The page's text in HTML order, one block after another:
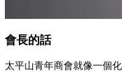
會長的話
太平山青年商會就像一個